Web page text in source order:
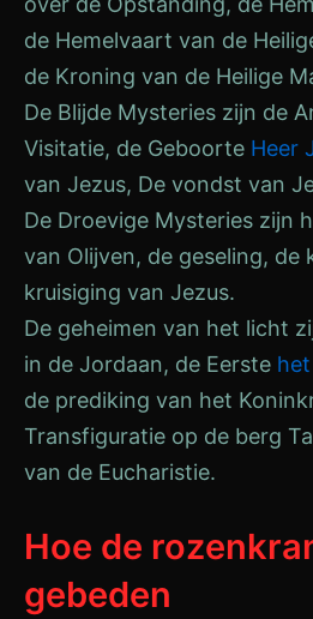
de Hemelvaart van de
de Kroning van de Heilige
De Blijde Mysteries zijn de
Visitatie, de Geboorte Heer
van Jezus, De vondst van
De Droevige Mysteries zijn
van Olijven, de geseling, de
kruisiging van Jezus.
De geheimen van het licht
in de Jordaan, de Eerste
de prediking van het
Transfiguratie op de berg
van de Eucharistie.
Hoe de
gebeden